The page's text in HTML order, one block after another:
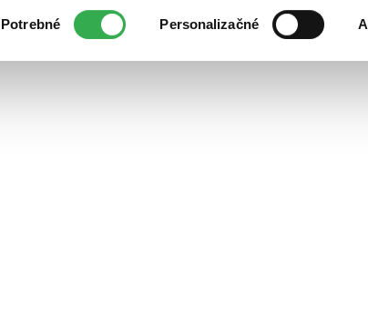
súhlasu
Potrebné Personalizačné